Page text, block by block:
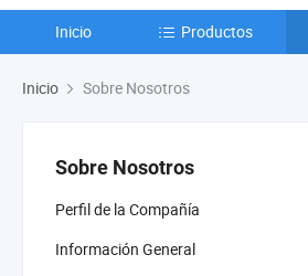
Inicio Productos
Inicio Sobre Nosotros
Sobre Nosotros
Perfil de la Compañía
Información General